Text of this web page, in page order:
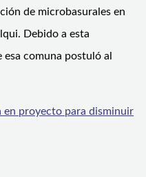
de microbasurales en
Debido a esta
comuna postuló al
en proyecto para disminuir